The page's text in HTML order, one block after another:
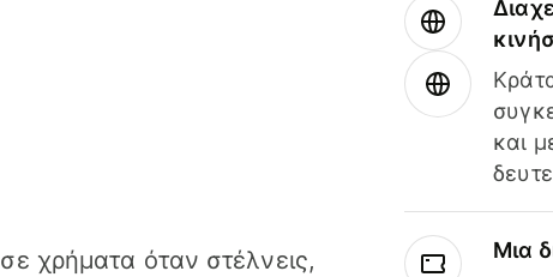
χρήματα όταν στέλνεις,
και
Μια